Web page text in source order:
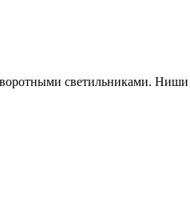
светильниками.